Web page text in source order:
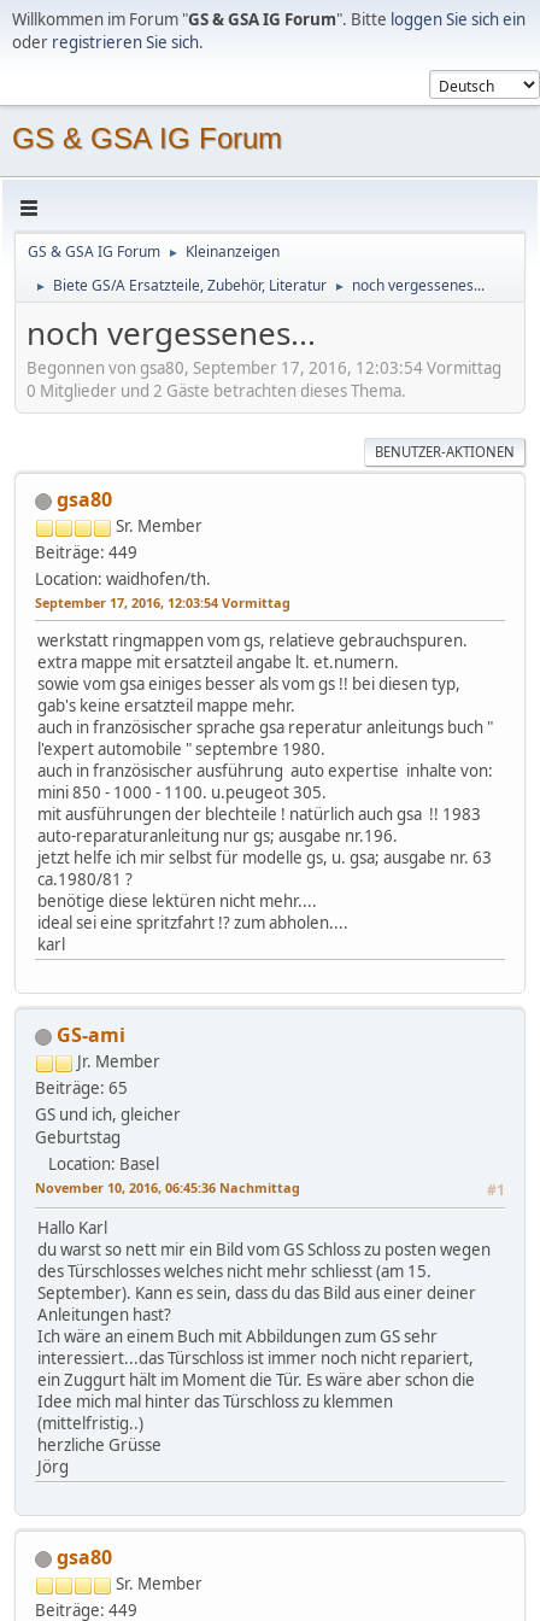
Willkommen im Forum "GS & GSA IG Forum". Bitte loggen Sie sich ein
oder registrieren Sie sich.
GS & GSA IG Forum
GS & GSA IG Forum ► Kleinanzeigen
► Biete GS/A Ersatzteile, Zubehör, Literatur ► noch vergessenes...
noch vergessenes...
Begonnen von gsa80, September 17, 2016, 12:03:54 Vormittag
0 Mitglieder und 2 Gäste betrachten dieses Thema.
BENUTZER-AKTIONEN
gsa80
Sr. Member
Beiträge: 449
Location: waidhofen/th.
September 17, 2016, 12:03:54 Vormittag
werkstatt ringmappen vom gs, relatieve gebrauchspuren.
extra mappe mit ersatzteil angabe lt. et.numern.
sowie vom gsa einiges besser als vom gs !! bei diesen typ,
gab's keine ersatzteil mappe mehr.
auch in französischer sprache gsa reperatur anleitungs buch "
l'expert automobile " septembre 1980.
auch in französischer ausführung auto expertise inhalte von:
mini 850 - 1000 - 1100. u.peugeot 305.
mit ausführungen der blechteile ! natürlich auch gsa !! 1983
auto-reparaturanleitung nur gs; ausgabe nr.196.
jetzt helfe ich mir selbst für modelle gs, u. gsa; ausgabe nr. 63
ca.1980/81 ?
benötige diese lektüren nicht mehr....
ideal sei eine spritzfahrt !? zum abholen....
karl
GS-ami
Jr. Member
Beiträge: 65
GS und ich, gleicher
Geburtstag
Location: Basel
November 10, 2016, 06:45:36 Nachmittag #1
Hallo Karl
du warst so nett mir ein Bild vom GS Schloss zu posten wegen
des Türschlosses welches nicht mehr schliesst (am 15.
September). Kann es sein, dass du das Bild aus einer deiner
Anleitungen hast?
Ich wäre an einem Buch mit Abbildungen zum GS sehr
interessiert...das Türschloss ist immer noch nicht repariert,
ein Zuggurt hält im Moment die Tür. Es wäre aber schon die
Idee mich mal hinter das Türschloss zu klemmen
(mittelfristig..)
herzliche Grüsse
Jörg
gsa80
Sr. Member
Beiträge: 449